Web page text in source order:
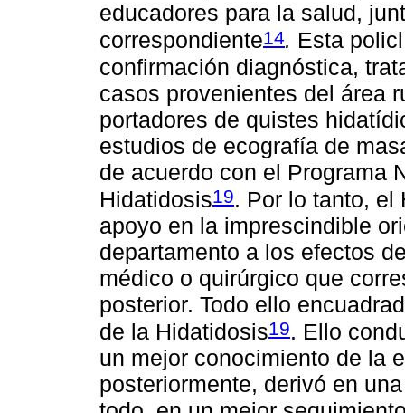
educadores para la salud,
correspondiente14. Esta
confirmación diagnóstica,
casos provenientes del área
portadores de quistes
estudios de ecografía de
de acuerdo con el Programa
Hidatidosis19. Por lo tanto, el
apoyo en la imprescindible
departamento a los efectos
médico o quirúrgico que
posterior. Todo ello
de la Hidatidosis19. Ello
un mejor conocimiento de la
posteriormente, derivó en